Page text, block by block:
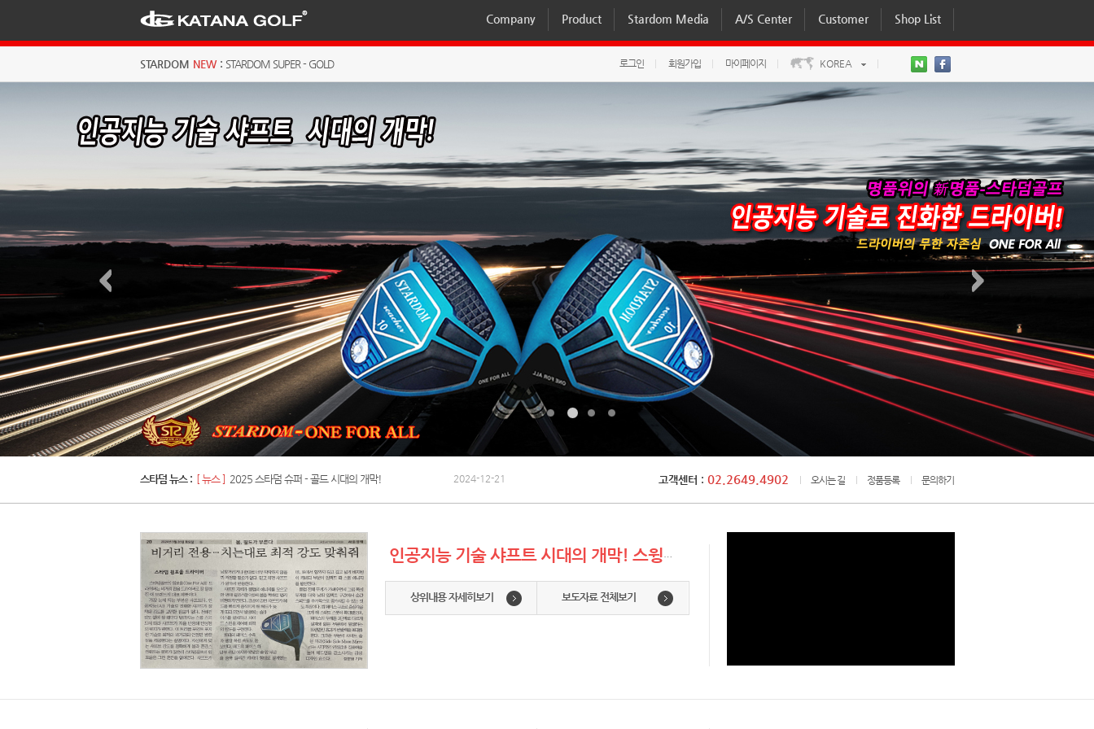
Company Product Stardom Media A/S Center Customer Shop List
STARDOM NEW: STARDOM SUPER - GOLD 로그인 회원가입 마이페이지 KOREA
스타덤 뉴스 : [ 뉴스 ] 2025 스타덤 슈퍼 - 골드 시대의 개막! 2024-12-21 고객센터 : 02.2649.4902 오시는 길 정품등록 문의하기
인공지능 기술 샤프트 시대의 개막! 스윙스피드에 자율반응하는 AI-샤프트
상위내용 자세히보기 보도자료 전체보기